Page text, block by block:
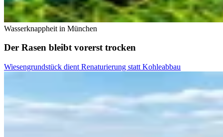
Wasserknappheit in München
Der Rasen bleibt vorerst trocken
Wiesengrundstück dient Renaturierung statt Kohleabbau